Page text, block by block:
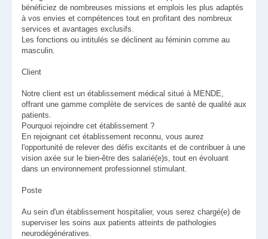
bénéficiez de nombreuses missions et emplois les plus adaptés
à vos envies et compétences tout en profitant des nombreux
services et avantages exclusifs.
Les fonctions ou intitulés se déclinent au féminin comme au
masculin.
Client
Notre client est un établissement médical situé à MENDE,
offrant une gamme complète de services de santé de qualité aux
patients.
Pourquoi rejoindre cet établissement ?
En rejoignant cet établissement reconnu, vous aurez
l'opportunité de relever des défis excitants et de contribuer à une
vision axée sur le bien-être des salarié(e)s, tout en évoluant
dans un environnement professionnel stimulant.
Poste
Au sein d'un établissement hospitalier, vous serez chargé(e) de
superviser les soins aux patients atteints de pathologies
neurodégénératives.